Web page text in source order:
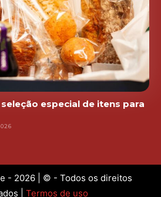
especial de itens para
- 2026 | © - Todos os direitos
| Termos de uso